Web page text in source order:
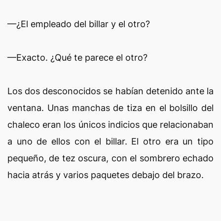
—¿El empleado del billar y el otro?
—Exacto. ¿Qué te parece el otro?
Los dos desconocidos se habían detenido ante la
ventana. Unas manchas de tiza en el bolsillo del
chaleco eran los únicos indicios que relacionaban
a uno de ellos con el billar. El otro era un tipo
pequeño, de tez oscura, con el sombrero echado
hacia atrás y varios paquetes debajo del brazo.